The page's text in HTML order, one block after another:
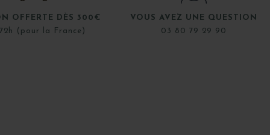
OFFERTE DÈS 300€
(pour la France)
VOUS AVEZ UNE QUESTION
03 80 79 29 90